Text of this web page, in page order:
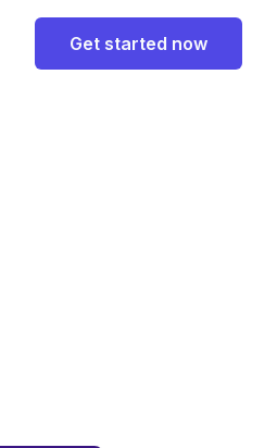
Get started now